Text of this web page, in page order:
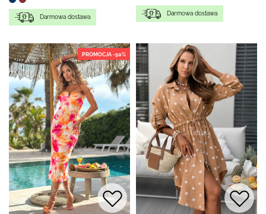
Darmowa dostawa
Darmowa dostawa
PROMOCJA -50%